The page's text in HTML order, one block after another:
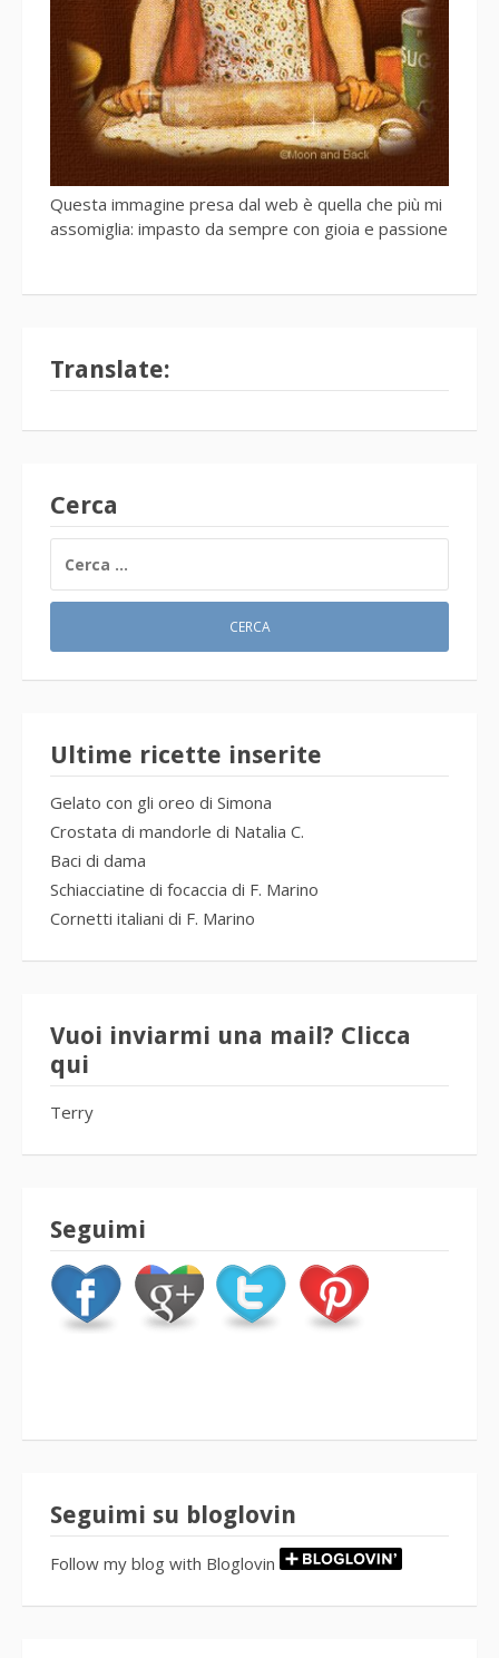
Questa immagine presa dal web è quella che più mi
assomiglia: impasto da sempre con gioia e passione
Translate:
Cerca
PER:
Ultime ricette inserite
Gelato con gli oreo di Simona
Crostata di mandorle di Natalia C.
Baci di dama
Schiacciatine di focaccia di F. Marino
Cornetti italiani di F. Marino
Vuoi inviarmi una mail? Clicca
qui
Terry
Seguimi
Seguimi su bloglovin
Follow my blog with Bloglovin